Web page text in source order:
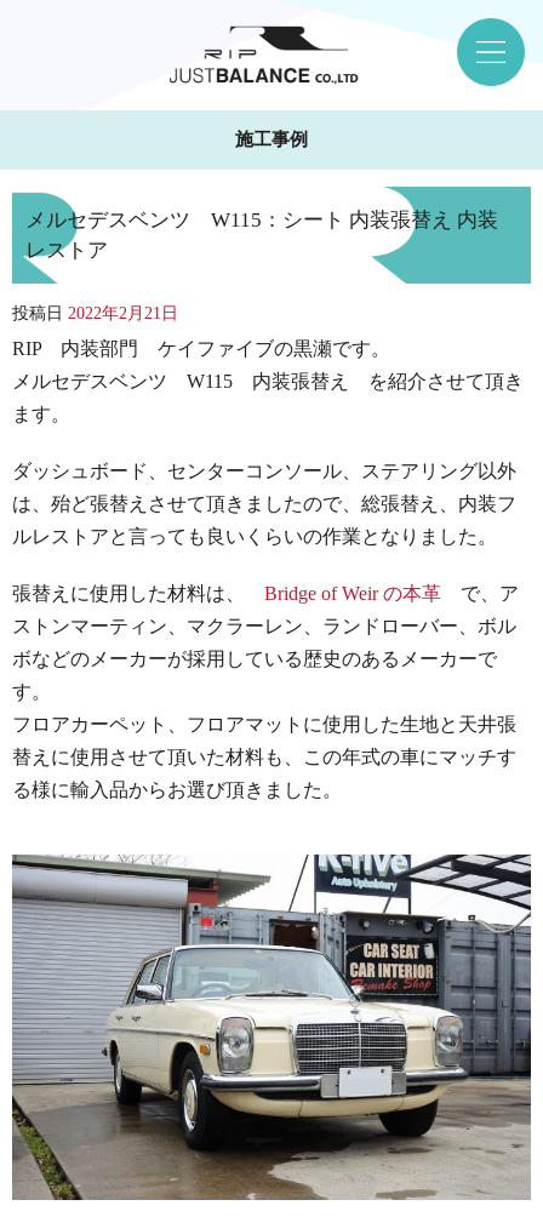
施工事例
メルセデスベンツ W115：シート 内装張替え 内装
レストア
投稿日 2022年2月21日
RIP 内装部門 ケイファイブの黒瀬です。
メルセデスベンツ W115 内装張替え を紹介させて頂き
ます。
ダッシュボード、センターコンソール、ステアリング以外
は、殆ど張替えさせて頂きましたので、 総張替え、内装フ
ルレストアと言っても良いくらいの作業となりました。
張替えに使用した材料は、 Bridge of Weir の本革 で、ア
ストンマーティン、マクラーレン、ランドローバー、ボル
ボなどのメーカーが採用している歴史のあるメーカーで
す。
フロアカーペット、フロアマットに使用した生地と天井張
替えに使用させて頂いた材料も、この年式の車にマッチす
る様に輸入品からお選び頂きました。